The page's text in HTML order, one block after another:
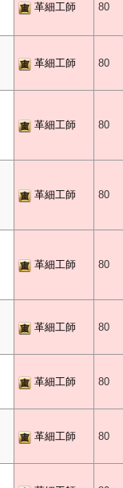
革細工師 80
革細工師 80
革細工師 80
革細工師 80
革細工師 80
革細工師 80
革細工師 80
革細工師 80